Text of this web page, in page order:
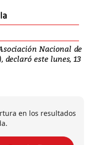
Nacional de
declaró este lunes, 13
en los resultados